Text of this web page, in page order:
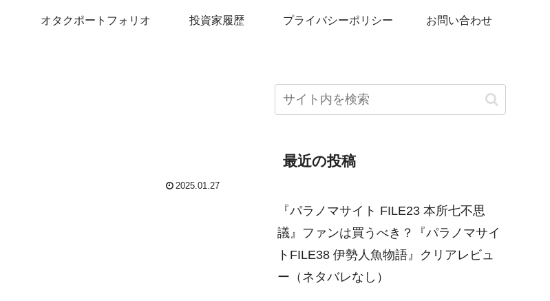
オタクポートフォリオ 投資家履歴 プライバシーポリシー お問い合わせ
2025.01.27
最近の投稿
『パラノマサイト FILE23 本所七不思
議』ファンは買うべき？『パラノマサイ
トFILE38 伊勢人魚物語』クリアレビュ
ー（ネタバレなし）